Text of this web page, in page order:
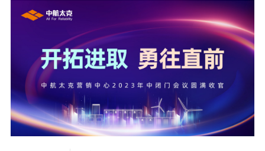
展览平台，本届展会以“聚焦新工业，赋能促发展”
为主题，展览规模超7万平方米，吸引了海内外近
千家企业、约3000个品牌参展，汇聚了约180个
专业采购团组参观、采购。 ▲中航太克展位号：
A3馆 A3235 作为行业优秀的新型数字电力能源系
锂电池系统、ADP系列绿色工业级UPS（...